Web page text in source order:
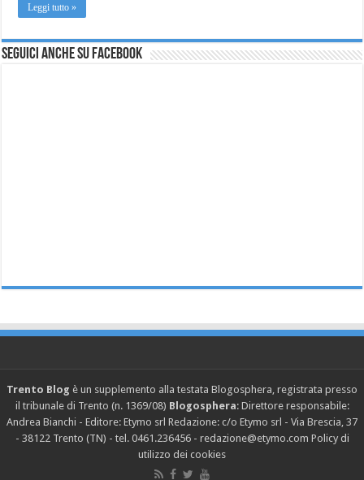
Leggi tutto »
Seguici anche su Facebook
Trento Blog è un supplemento alla testata Blogosphera, registrata presso
il tribunale di Trento (n. 1369/08) Blogosphera: Direttore responsabile:
Andrea Bianchi - Editore: Etymo srl Redazione: c/o Etymo srl - Via Brescia, 37
- 38122 Trento (TN) - tel. 0461.236456 - redazione@etymo.com Policy di
utilizzo dei cookies